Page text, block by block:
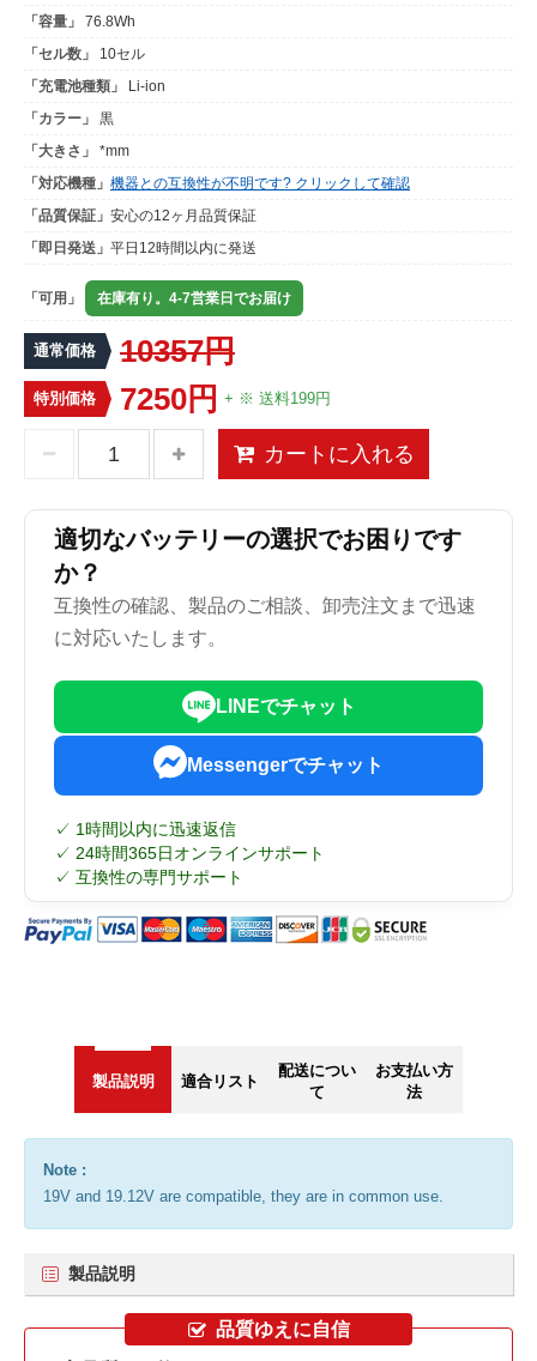
「容量」
76.8Wh
「セル数」
10セル
「充電池種類」
Li-ion
「カラー」
黒
「大きさ」
*mm
「対応機種」 機器との互換性が不明です? クリックして確認
「品質保証」 安心の12ヶ月品質保証
「即日発送」 平日12時間以内に発送
「可用」 在庫有り。4-7営業日でお届け
通常価格 10357円
特別価格 7250円 + ※ 送料199円
カートに入れる
適切なバッテリーの選択でお困りです
か？
互換性の確認、製品のご相談、卸売注文まで迅速
に対応いたします。
LINEでチャット
Messengerでチャット
✓ 1時間以内に迅速返信
✓ 24時間365日オンラインサポート
✓ 互換性の専門サポート
製品説明 適合リスト
配送につい
て
お支払い方
法
Note :
19V and 19.12V are compatible, they are in common use.
製品説明
品質ゆえに自信